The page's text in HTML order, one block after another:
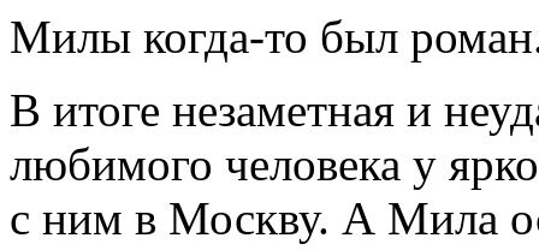
Милы когда-то был
В итоге незаметная и
любимого человека у
с ним в Москву. А Мила